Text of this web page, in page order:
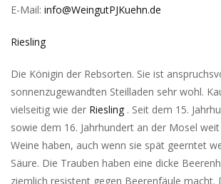
E-Mail: info@WeingutPJKuehn.de
Riesling
Die Königin der Rebsorten. Sie ist
sonnenzugewandten Steilladen sehr wohl.
vielseitig wie der Riesling . Seit dem 15.
sowie dem 16. Jahrhundert an der Mosel
Weine haben, auch wenn sie spät geerntet
Säure. Die Trauben haben eine dicke
ziemlich resistent gegen Beerenfäule macht.